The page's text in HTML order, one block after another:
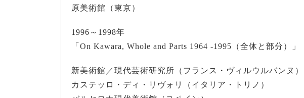
原美術館（東京）
1996～1998年
「On Kawara, Whole and Parts 1964 -1995（全体と部分）」
新美術館／現代芸術研究所（フランス・ヴィルウルバンヌ）
カステッロ・ディ・リヴォリ（イタリア・トリノ）